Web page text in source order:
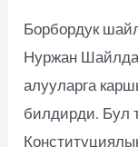
Борбордук
Нуржан
алууларга
билдирди. Бул